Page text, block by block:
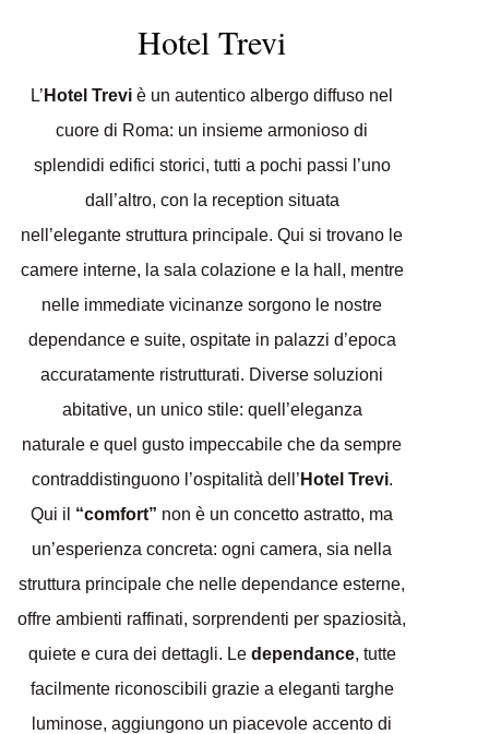
Hotel Trevi
L’ Hotel Trevi è un autentico albergo diffuso nel
cuore di Roma: un insieme armonioso di
splendidi edifici storici, tutti a pochi passi l’uno
dall’altro, con la reception situata
nell’elegante struttura principale. Qui si trovano le
camere interne, la sala colazione e la hall, mentre
nelle immediate vicinanze sorgono le nostre
dependance e suite, ospitate in palazzi d’epoca
accuratamente ristrutturati. Diverse soluzioni
abitative, un unico stile: quell’eleganza
naturale e quel gusto impeccabile che da sempre
contraddistinguono l’ospitalità dell’ Hotel Trevi.
Qui il “comfort” non è un concetto astratto, ma
un’esperienza concreta: ogni camera, sia nella
struttura principale che nelle dependance esterne,
offre ambienti raffinati, sorprendenti per spaziosità,
quiete e cura dei dettagli. Le dependance, tutte
facilmente riconoscibili grazie a eleganti targhe
luminose, aggiungono un piacevole accento di